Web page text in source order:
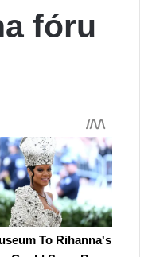
fóru